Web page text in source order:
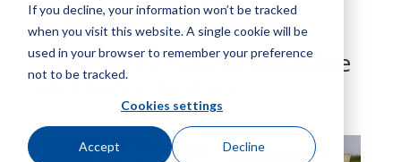
If you decline, your information won’t be tracked
when you visit this website. A single cookie will be
used in your browser to remember your preference
not to be tracked.
Cookies settings
Accept Decline
contraflujo clase W400
Torre de enfriamiento Unilite
de Marley-Ceramic